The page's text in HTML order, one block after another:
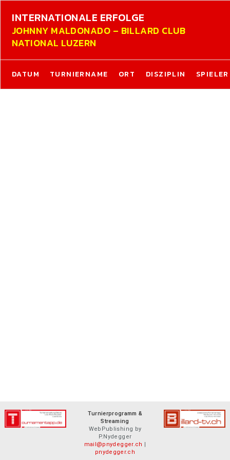
INTERNATIONALE ERFOLGE
JOHNNY MALDONADO – BILLARD CLUB
NATIONAL LUZERN
DATUM TURNIERNAME ORT DISZIPLIN SPIELER
Turnierprogramm &
Streaming
WebPublishing by
P.Nydegger
mail@pnydegger.ch |
pnydegger.ch